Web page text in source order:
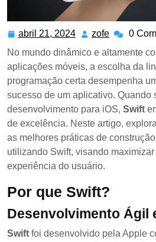
abril 21, 2024 abril
21,
2024
zofe zofe 0
No mundo dinâmico e altamente
aplicações móveis, a escolha da
programação certa desempenha
sucesso de um aplicativo. Quando
desenvolvimento para iOS, Swift
de excelência. Neste artigo,
as melhores práticas de
utilizando Swift, visando
experiência do usuário.
Por que Swift?
Desenvolvimento Ágil
Swift foi desenvolvido pela Apple